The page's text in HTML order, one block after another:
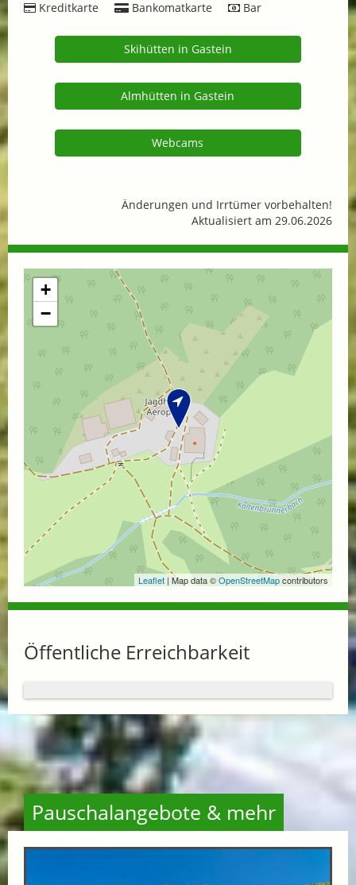
Kreditkarte Bankomatkarte Bar
Skihütten in Gastein
Almhütten in Gastein
Webcams
Änderungen und Irrtümer vorbehalten!
Aktualisiert am 29.06.2026
+
−
Leaflet | Map data ©OpenStreetMapcontributors
Öffentliche Erreichbarkeit
Pauschalangebote & mehr